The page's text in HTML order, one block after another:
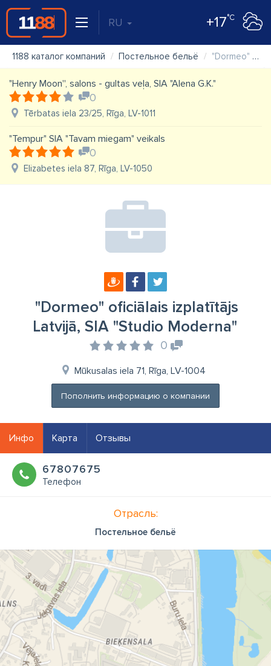
RU +17°C
1188 каталог компаний Постельное бельё "Dormeo" oficiālais izplatītājs Latvijā, SIA "Studio Moderna"
"Henry Moon'', salons - gultas veļa, SIA "Alena G.K."
0
Tērbatas iela 23/25, Rīga, LV-1011
"Tempur" SIA "Tavam miegam" veikals
0
Elizabetes iela 87, Rīga, LV-1050
"Dormeo" oficiālais izplatītājs
Latvijā, SIA "Studio Moderna"
0
Mūkusalas iela 71, Rīga, LV-1004
Пополнить информацию о компании
Инфо Карта Отзывы
67807675
Телефон
Отрасль:
Постельное бельё